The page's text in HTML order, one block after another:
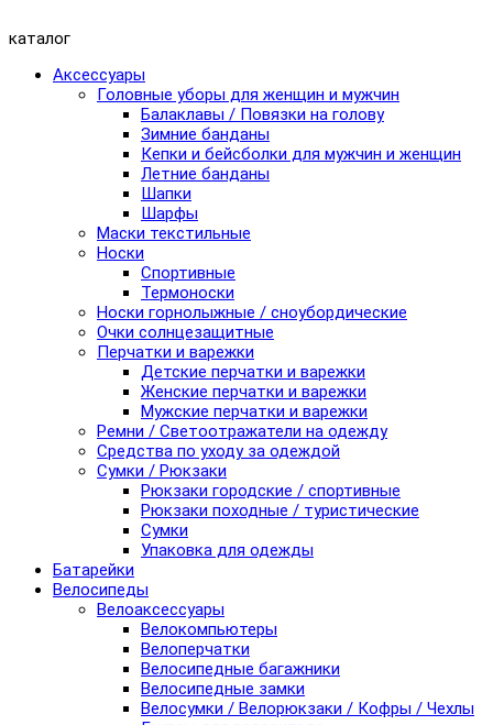
каталог
Аксессуары
Головные уборы для женщин и мужчин
Балаклавы / Повязки на голову
Зимние банданы
Кепки и бейсболки для мужчин и женщин
Летние банданы
Шапки
Шарфы
Маски текстильные
Носки
Спортивные
Термоноски
Носки горнолыжные / сноубордические
Очки солнцезащитные
Перчатки и варежки
Детские перчатки и варежки
Женские перчатки и варежки
Мужские перчатки и варежки
Ремни / Светоотражатели на одежду
Средства по уходу за одеждой
Сумки / Рюкзаки
Рюкзаки городские / спортивные
Рюкзаки походные / туристические
Сумки
Упаковка для одежды
Батарейки
Велосипеды
Велоаксессуары
Велокомпьютеры
Велоперчатки
Велосипедные багажники
Велосипедные замки
Велосумки / Велорюкзаки / Кофры / Чехлы